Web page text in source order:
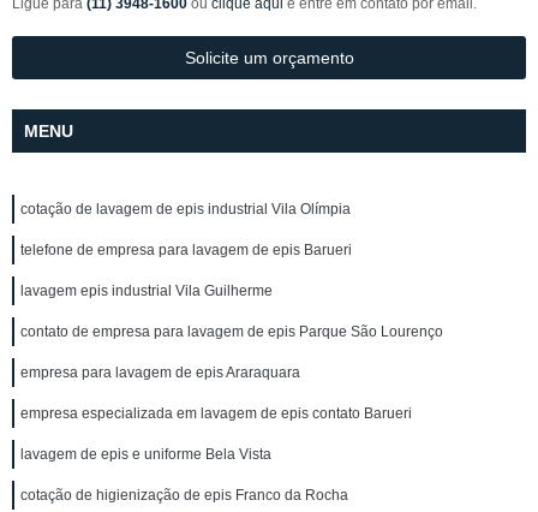
Ligue para (11) 3948-1600 ou clique aqui e entre em contato por email.
Solicite um orçamento
MENU
cotação de lavagem de epis industrial Vila Olímpia
telefone de empresa para lavagem de epis Barueri
lavagem epis industrial Vila Guilherme
contato de empresa para lavagem de epis Parque São Lourenço
empresa para lavagem de epis Araraquara
empresa especializada em lavagem de epis contato Barueri
lavagem de epis e uniforme Bela Vista
cotação de higienização de epis Franco da Rocha